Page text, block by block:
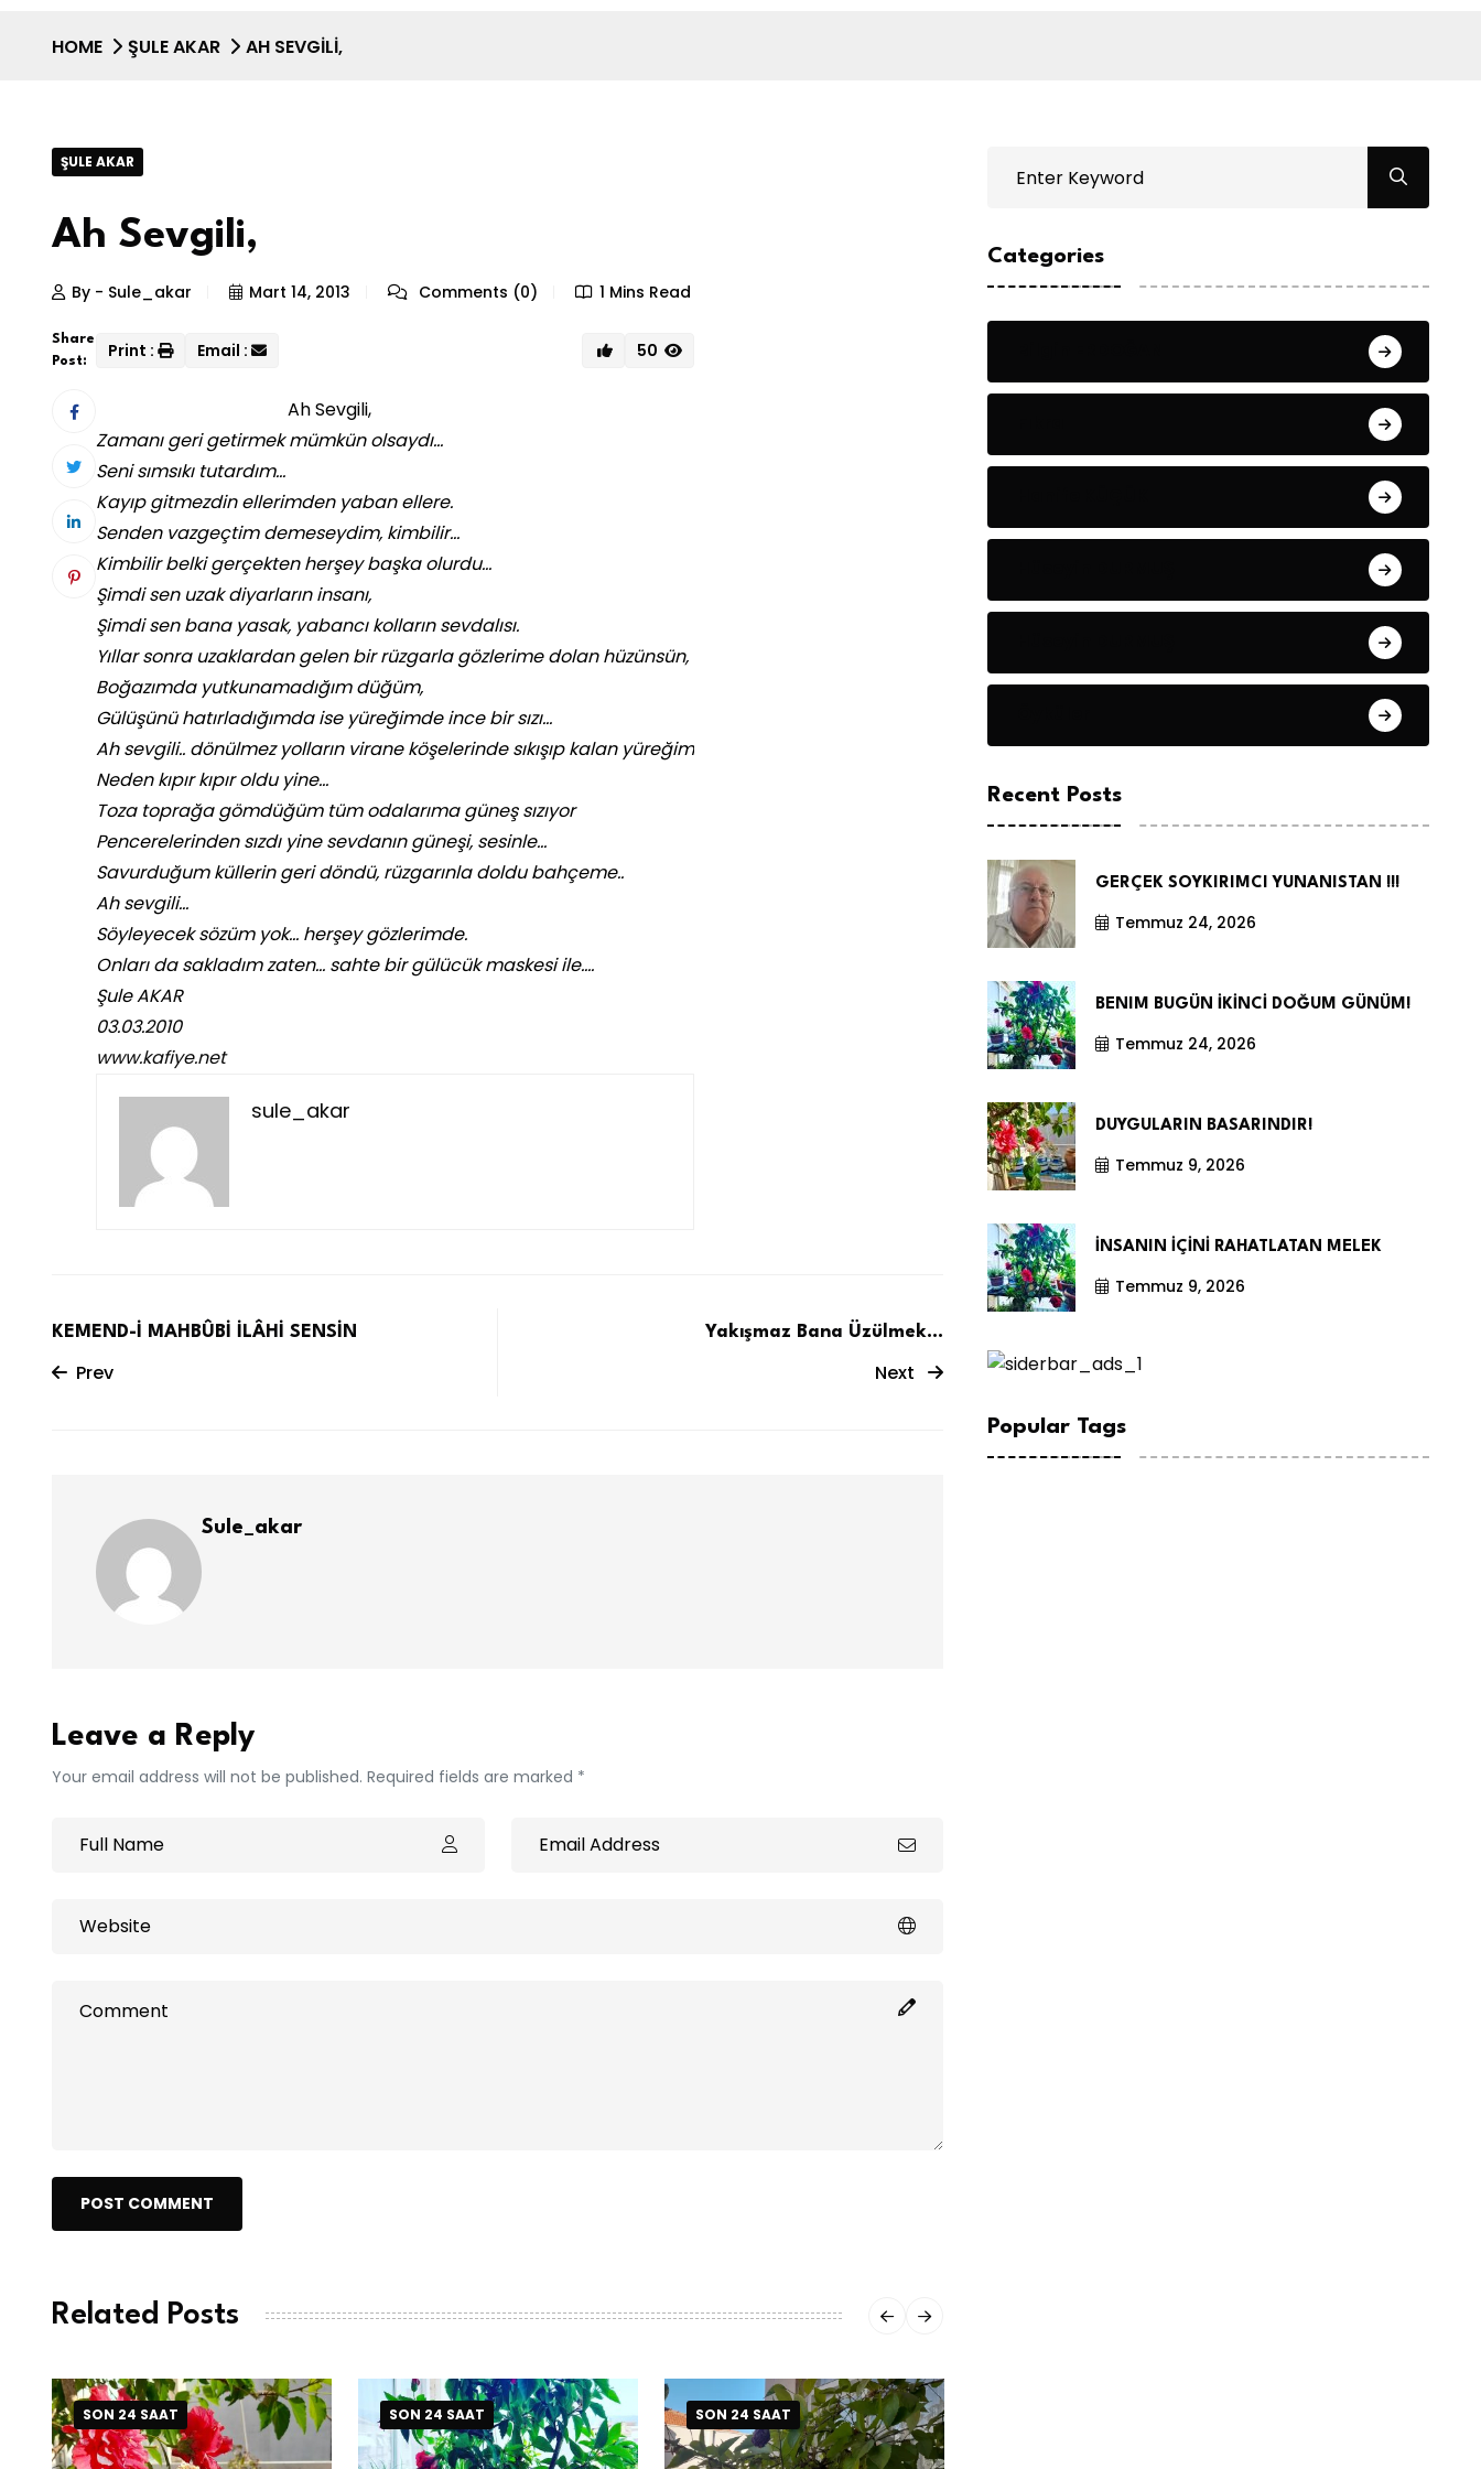
HOME ŞULE AKAR AH SEVGILI,
ŞULE AKAR
Ah Sevgili,
By - Sule_akar Mart 14, 2013 Comments (0) 1 Mins Read
Share
Post:
Print : Email : 50
Ah Sevgili,
Zamanı geri getirmek mümkün olsaydı…
Seni sımsıkı tutardım…
Kayıp gitmezdin ellerimden yaban ellere.
Senden vazgeçtim demeseydim, kimbilir…
Kimbilir belki gerçekten herşey başka olurdu…
Şimdi sen uzak diyarların insanı,
Şimdi sen bana yasak, yabancı kolların sevdalısı.
Yıllar sonra uzaklardan gelen bir rüzgarla gözlerime dolan hüzünsün,
Boğazımda yutkunamadığım düğüm,
Gülüşünü hatırladığımda ise yüreğimde ince bir sızı…
Ah sevgili.. dönülmez yolların virane köşelerinde sıkışıp kalan yüreğim
Neden kıpır kıpır oldu yine…
Toza toprağa gömdüğüm tüm odalarıma güneş sızıyor
Pencerelerinden sızdı yine sevdanın güneşi, sesinle…
Savurduğum küllerin geri döndü, rüzgarınla doldu bahçeme..
Ah sevgili…
Söyleyecek sözüm yok… herşey gözlerimde.
Onları da sakladım zaten… sahte bir gülücük maskesi ile….
Şule AKAR
03.03.2010
www.kafiye.net
sule_akar
KEMEND-İ MAHBÛBİ İLÂHİ SENSİN
Prev
Yakışmaz Bana Üzülmek…
Next
Sule_akar
Leave a Reply
Your email address will not be published. Required fields are marked *
POST COMMENT
Related Posts
SON 24 SAAT SON 24 SAAT SON 24 SAAT
Categories
Recent Posts
GERÇEK SOYKIRIMCI YUNANISTAN !!!
Temmuz 24, 2026
BENIM BUGÜN İKİNCİ DOĞUM GÜNÜM!
Temmuz 24, 2026
DUYGULARIN BASARINDIR!
Temmuz 9, 2026
İNSANIN İÇİNİ RAHATLATAN MELEK
Temmuz 9, 2026
Popular Tags